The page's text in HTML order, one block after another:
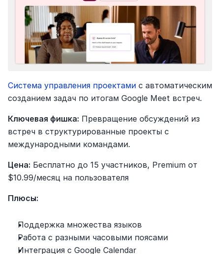
Система управления проектами с автоматическим
созданием задач по итогам Google Meet встреч.
Ключевая фишка: Превращение обсуждений из
встреч в структурированные проекты с
международными командами.
Цена: Бесплатно до 15 участников, Premium от
$10.99/месяц на пользователя
Плюсы:
Поддержка множества языков
Работа с разными часовыми поясами
Интеграция с Google Calendar